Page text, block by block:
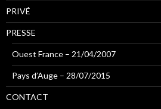
PRIVÉ
PRESSE
Ouest France – 21/04/2007
Pays d’Auge – 28/07/2015
CONTACT